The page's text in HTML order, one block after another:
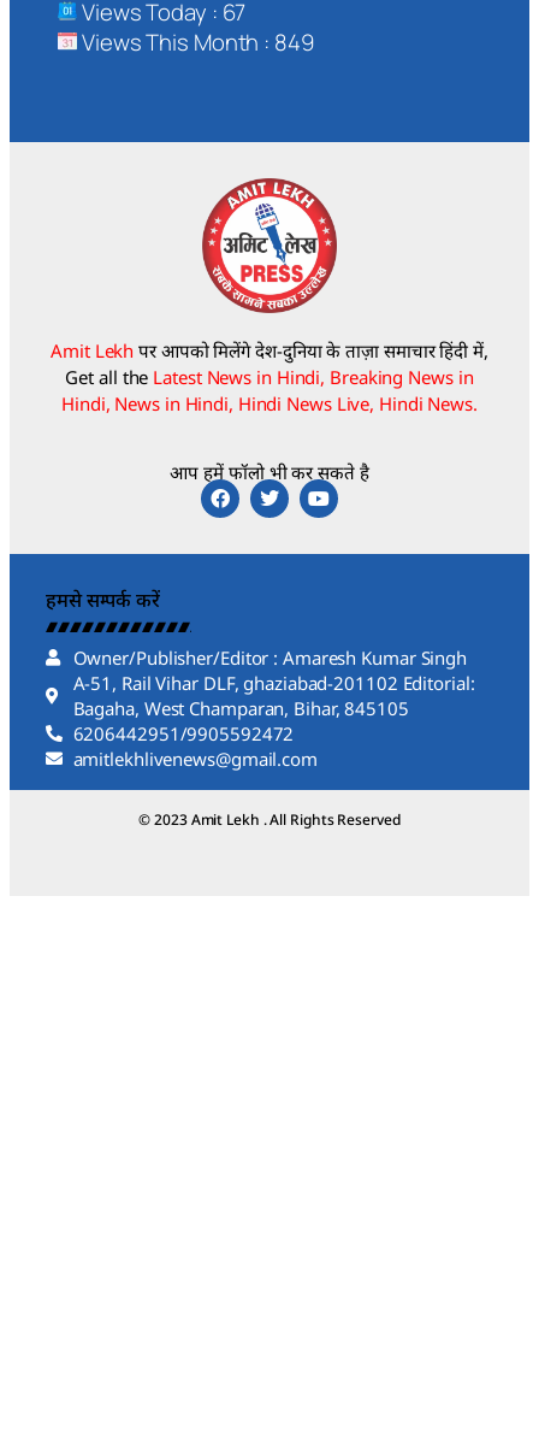
Views Today : 67
Views This Month : 849
Amit Lekh पर आपको मिलेंगे देश-दुनिया के ताज़ा समाचार हिंदी में,
Get all the Latest News in Hindi, Breaking News in
Hindi, News in Hindi, Hindi News Live, Hindi News.
आप हमें फॉलो भी कर सकते है
हमसे सम्पर्क करें
Owner/Publisher/Editor : Amaresh Kumar Singh
A-51, Rail Vihar DLF, ghaziabad-201102 Editorial:
Bagaha, West Champaran, Bihar, 845105
6206442951/9905592472
amitlekhlivenews@gmail.com
© 2023 Amit Lekh . All Rights Reserved